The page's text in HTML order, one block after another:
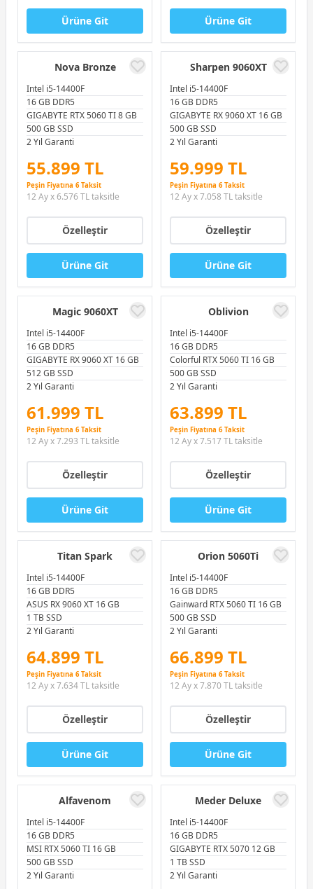
Ürüne Git Ürüne Git
Nova Bronze
Intel i5-14400F
16 GB DDR5
GIGABYTE RTX 5060 TI 8 GB
500 GB SSD
2 Yıl Garanti
55.899 TL
Peşin Fiyatına 6 Taksit
12 Ay x 6.576 TL taksitle
Özelleştir
Ürüne Git
Sharpen 9060XT
Intel i5-14400F
16 GB DDR5
GIGABYTE RX 9060 XT 16 GB
500 GB SSD
2 Yıl Garanti
59.999 TL
Peşin Fiyatına 6 Taksit
12 Ay x 7.058 TL taksitle
Özelleştir
Ürüne Git
Magic 9060XT
Intel i5-14400F
16 GB DDR5
GIGABYTE RX 9060 XT 16 GB
512 GB SSD
2 Yıl Garanti
61.999 TL
Peşin Fiyatına 6 Taksit
12 Ay x 7.293 TL taksitle
Özelleştir
Ürüne Git
Oblivion
Intel i5-14400F
16 GB DDR5
Colorful RTX 5060 TI 16 GB
500 GB SSD
2 Yıl Garanti
63.899 TL
Peşin Fiyatına 6 Taksit
12 Ay x 7.517 TL taksitle
Özelleştir
Ürüne Git
Titan Spark
Intel i5-14400F
16 GB DDR5
ASUS RX 9060 XT 16 GB
1 TB SSD
2 Yıl Garanti
64.899 TL
Peşin Fiyatına 6 Taksit
12 Ay x 7.634 TL taksitle
Özelleştir
Ürüne Git
Orion 5060Ti
Intel i5-14400F
16 GB DDR5
Gainward RTX 5060 TI 16 GB
500 GB SSD
2 Yıl Garanti
66.899 TL
Peşin Fiyatına 6 Taksit
12 Ay x 7.870 TL taksitle
Özelleştir
Ürüne Git
Alfavenom
Intel i5-14400F
16 GB DDR5
MSI RTX 5060 TI 16 GB
500 GB SSD
2 Yıl Garanti
Meder Deluxe
Intel i5-14400F
16 GB DDR5
GIGABYTE RTX 5070 12 GB
1 TB SSD
2 Yıl Garanti